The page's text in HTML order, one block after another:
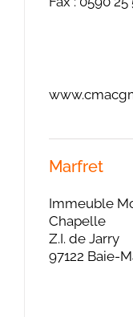
Marfret
Immeuble
Chapelle
Z.I. de Jarry
97122 Baie-